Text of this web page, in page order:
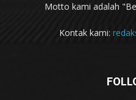
Motto kami adalah
Kontak kami: